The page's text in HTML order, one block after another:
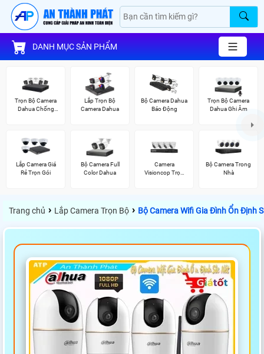
DANH MỤC SẢN PHẨM
Trọn Bộ Camera
Dahua Chống
Lắp Trọn Bộ
Camera Dahua
Bộ Camera Dahua
Báo Động
Trọn Bộ Camera
Dahua Ghi Âm
Lắp Camera Giá
Rẻ Trọn Gói
Bộ Camera Full
Color Dahua
Camera
Visioncop Trọn
Bộ Camera Trong
Nhà
Trang chủ › Lắp Camera Trọn Bộ › Bộ Camera Wifi Gia Đình Ổn Định